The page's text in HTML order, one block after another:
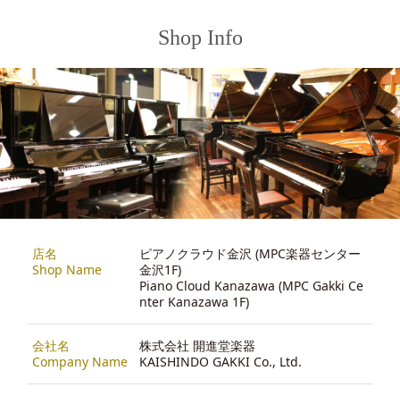
Shop Info
店名
Shop Name
ピアノクラウド金沢 (MPC楽器センター
金沢1F)
Piano Cloud Kanazawa (MPC Gakki Ce
nter Kanazawa 1F)
会社名
Company Name
株式会社 開進堂楽器
KAISHINDO GAKKI Co., Ltd.